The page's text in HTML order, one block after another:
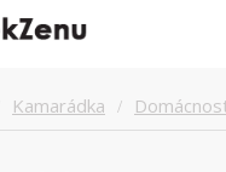
Kamarádka